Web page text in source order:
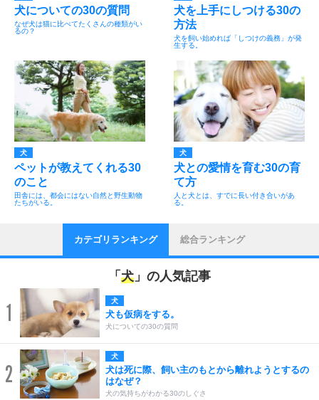
犬についての30の質問
なぜ犬は猫に比べてたくさんの種類がい
るの？
犬を上手にしつける30の
方法
犬を飼い始めれば「しつけの義務」が発
生する。
犬
ペットが教えてくれる30
のこと
田舎には、都会にはない自然と野生動物
たちがいる。
犬
犬との愛情を育む30の育
て方
人と犬とは、すでに長い付き合いがあ
る。
カテゴリランキング 総合ランキング
「 犬 」の人気記事
1 犬
犬も仮病をする。
犬についての30の質問
2
犬
犬は死に際、飼い主のもとから離れようとするの
はなぜ？
犬の気持ちがわかる30のしぐさ